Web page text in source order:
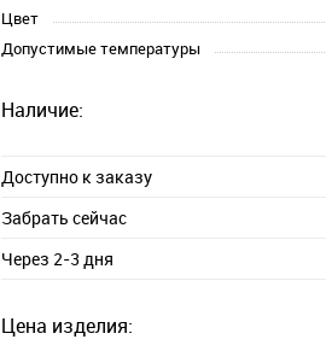
Цвет
Допустимые температуры
Наличие:
Доступно к заказу
Забрать сейчас
Через 2-3 дня
Цена изделия: